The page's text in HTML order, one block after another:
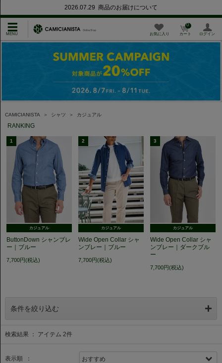
2026.07.29 商品のお届けについて
お気に入り カート
0
ログイン
CAMICIANISTA ＞ シャツ ＞ カジュアル
RANKING
1
カジュアル
ButtonDown シャンブレ
ー｜ブルー
7,700円(税込)
2
カジュアル
Wide Open Collar シャ
ンブレー｜ブルー
7,700円(税込)
3
カジュアル
Wide Open Collar シャ
ンブレー｜ダークブル
ー
7,700円(税込)
条件を絞り込む
検索結果 ： アイテム 2件
表示順 ：